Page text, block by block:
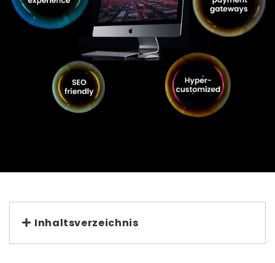
Inhaltsverzeichnis